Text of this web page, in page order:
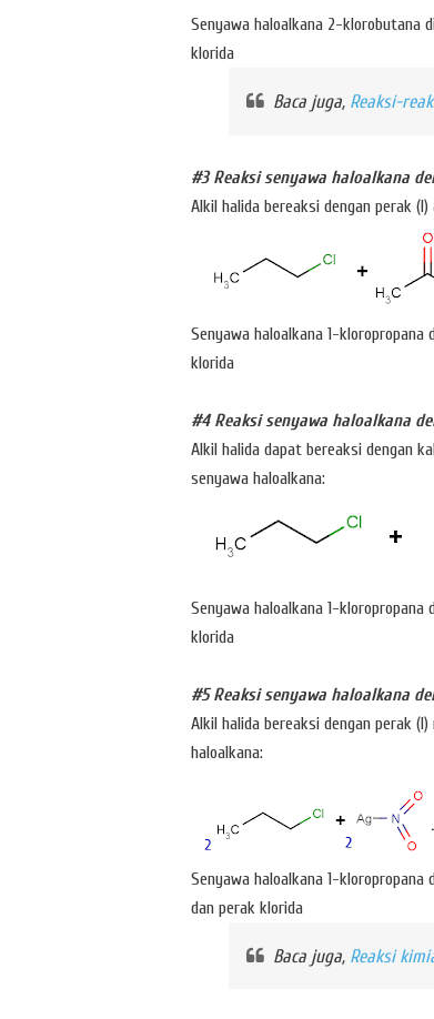
Senyawa haloalkana 2-klorobutana
klorida
Baca juga, Reaksi-
#3 Reaksi senyawa haloalkana
Alkil halida bereaksi dengan perak
Senyawa haloalkana 1-
klorida
#4 Reaksi senyawa haloalkana
Alkil halida dapat bereaksi dengan
senyawa haloalkana:
Senyawa haloalkana 1-
klorida
#5 Reaksi senyawa haloalkana
Alkil halida bereaksi dengan perak
haloalkana:
Senyawa haloalkana 1-
dan perak klorida
Baca juga, Reaksi